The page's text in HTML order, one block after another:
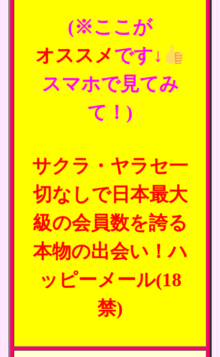
(※ここが
オススメです↓
スマホで見てみ
て！)
サクラ・ヤラセ一
切なしで日本最大
級の会員数を誇る
本物の出会い！ハ
ッピーメール(18
禁)